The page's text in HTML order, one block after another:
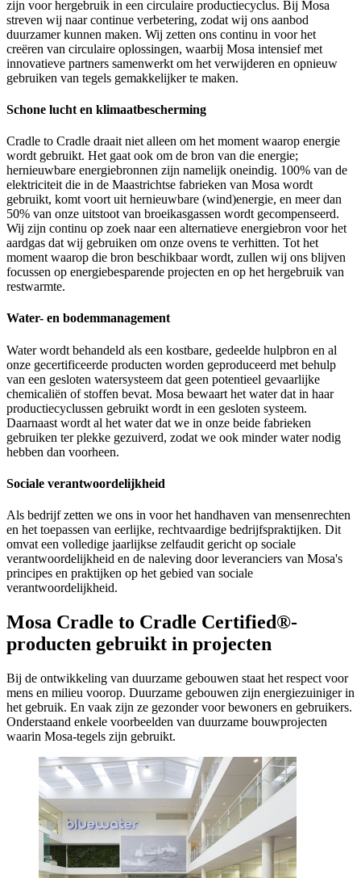
zijn voor hergebruik in een circulaire productiecyclus. Bij Mosa
streven wij naar continue verbetering, zodat wij ons aanbod
duurzamer kunnen maken. Wij zetten ons continu in voor het
creëren van circulaire oplossingen, waarbij Mosa intensief met
innovatieve partners samenwerkt om het verwijderen en opnieuw
gebruiken van tegels gemakkelijker te maken.
Schone lucht en klimaatbescherming
Cradle to Cradle draait niet alleen om het moment waarop energie
wordt gebruikt. Het gaat ook om de bron van die energie;
hernieuwbare energiebronnen zijn namelijk oneindig. 100% van de
elektriciteit die in de Maastrichtse fabrieken van Mosa wordt
gebruikt, komt voort uit hernieuwbare (wind)energie, en meer dan
50% van onze uitstoot van broeikasgassen wordt gecompenseerd.
Wij zijn continu op zoek naar een alternatieve energiebron voor het
aardgas dat wij gebruiken om onze ovens te verhitten. Tot het
moment waarop die bron beschikbaar wordt, zullen wij ons blijven
focussen op energiebesparende projecten en op het hergebruik van
restwarmte.
Water- en bodemmanagement
Water wordt behandeld als een kostbare, gedeelde hulpbron en al
onze gecertificeerde producten worden geproduceerd met behulp
van een gesloten watersysteem dat geen potentieel gevaarlijke
chemicaliën of stoffen bevat. Mosa bewaart het water dat in haar
productiecyclussen gebruikt wordt in een gesloten systeem.
Daarnaast wordt al het water dat we in onze beide fabrieken
gebruiken ter plekke gezuiverd, zodat we ook minder water nodig
hebben dan voorheen.
Sociale verantwoordelijkheid
Als bedrijf zetten we ons in voor het handhaven van mensenrechten
en het toepassen van eerlijke, rechtvaardige bedrijfspraktijken. Dit
omvat een volledige jaarlijkse zelfaudit gericht op sociale
verantwoordelijkheid en de naleving door leveranciers van Mosa's
principes en praktijken op het gebied van sociale
verantwoordelijkheid.
Mosa Cradle to Cradle Certified®-
producten gebruikt in projecten
Bij de ontwikkeling van duurzame gebouwen staat het respect voor
mens en milieu voorop. Duurzame gebouwen zijn energiezuiniger in
het gebruik. En vaak zijn ze gezonder voor bewoners en gebruikers.
Onderstaand enkele voorbeelden van duurzame bouwprojecten
waarin Mosa-tegels zijn gebruikt.